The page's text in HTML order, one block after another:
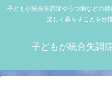
子どもが統合失調症やうつ病などの
楽しく暮らすことを目
子どもが統合失調